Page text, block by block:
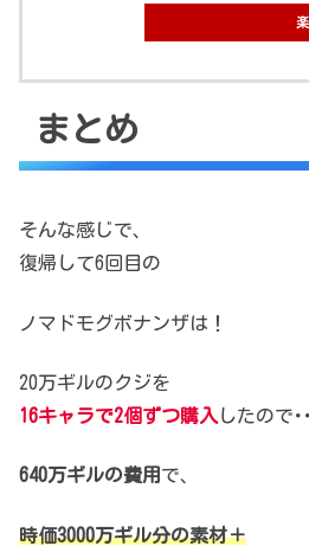
まとめ
そんな感じで、
復帰して6回目の
ノマドモグボナンザは！
20万ギルのクジを
16キャラで2個ずつ購入 したので･
640万ギルの費用 で、
時価3000万ギル分の素材＋